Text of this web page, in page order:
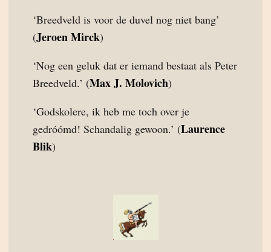
‘Breedveld is voor de duvel nog niet bang’
(Jeroen Mirck)
‘Nog een geluk dat er iemand bestaat als Peter
Breedveld.’ (Max J. Molovich)
‘Godskolere, ik heb me toch over je
gedróómd! Schandalig gewoon.’ (Laurence
Blik)